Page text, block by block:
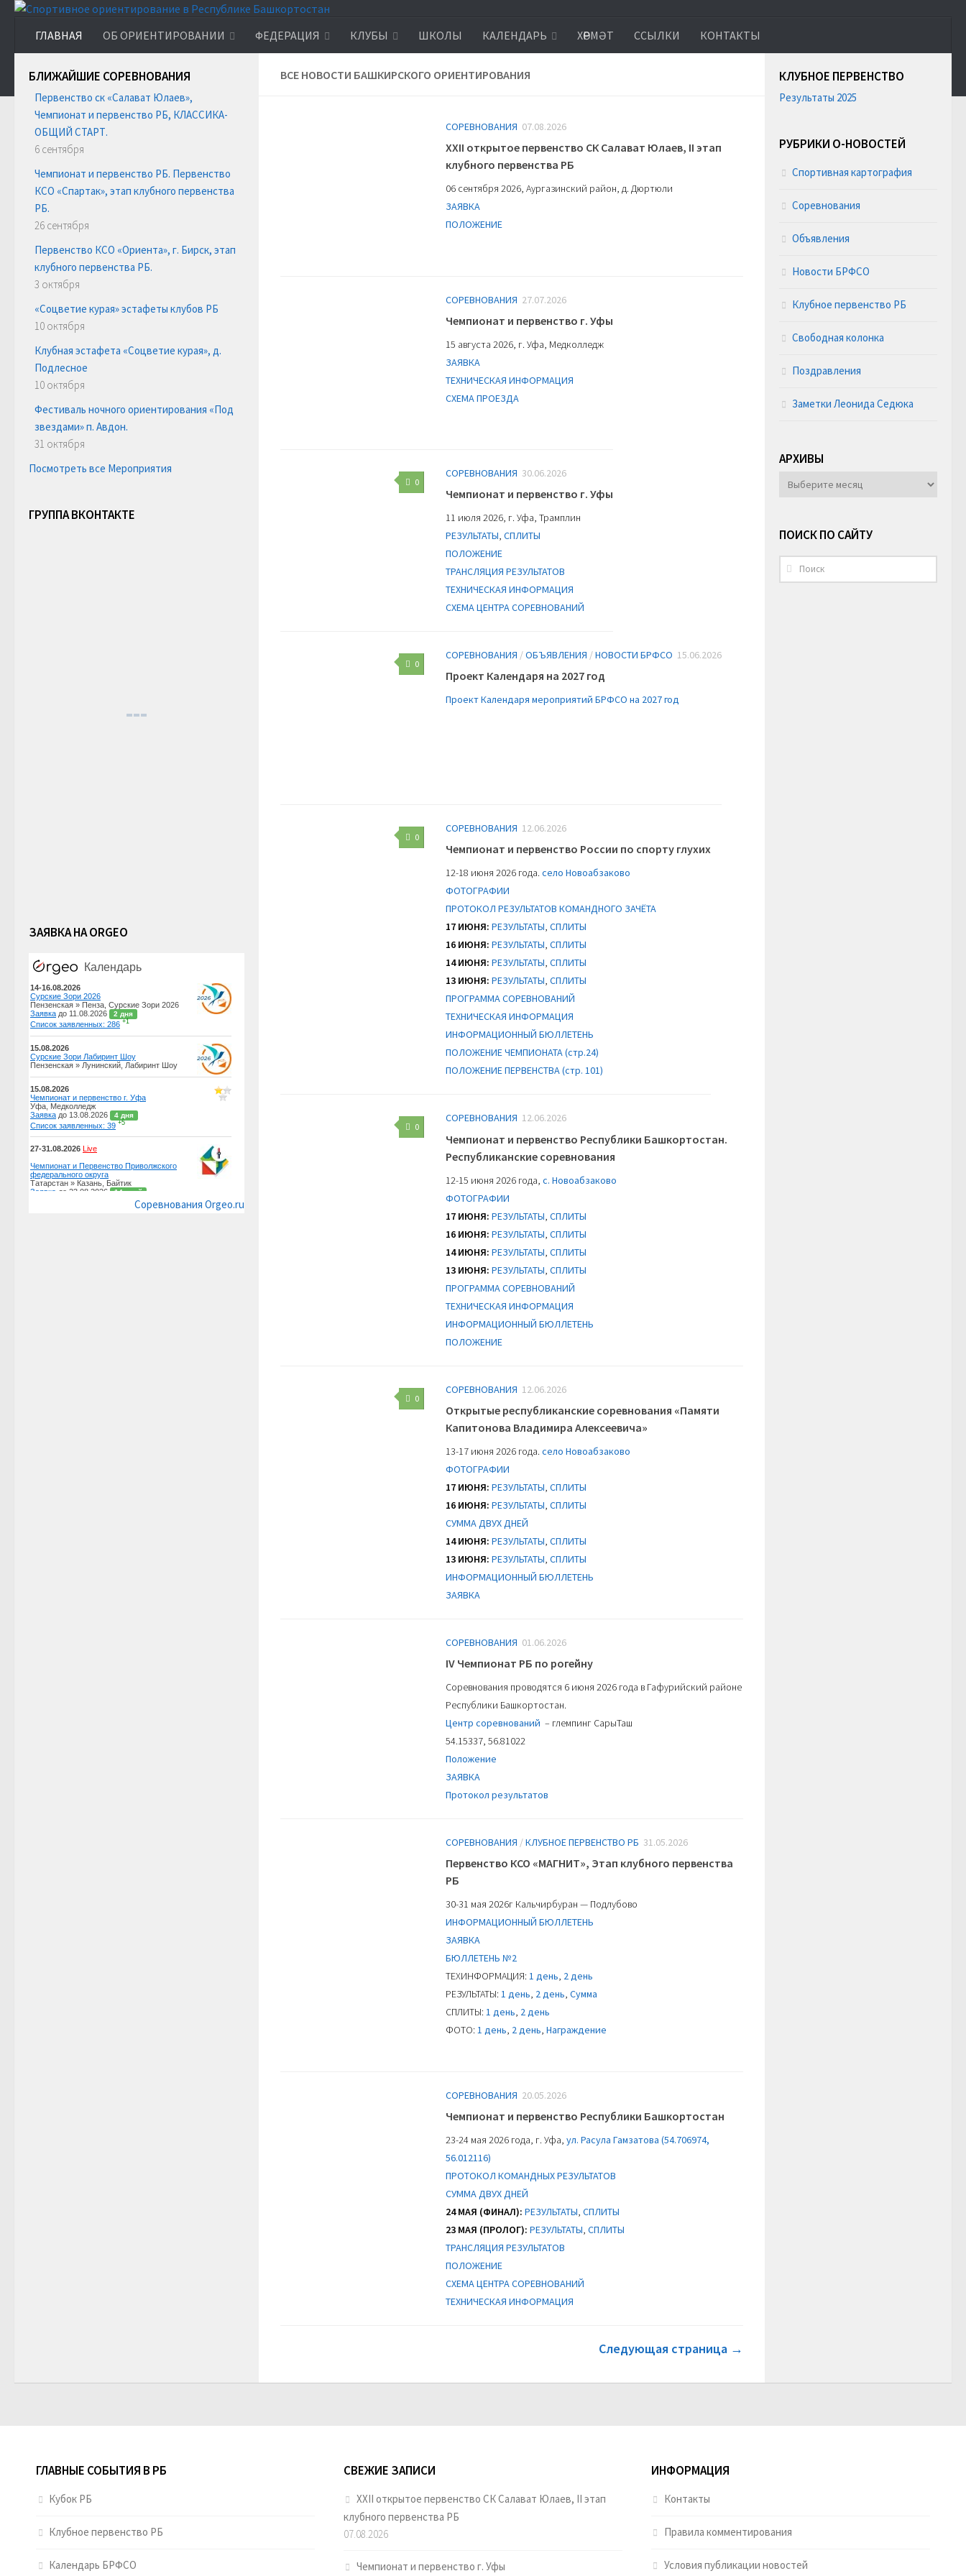
ГЛАВНАЯ ОБ ОРИЕНТИРОВАНИИ ФЕДЕРАЦИЯ КЛУБЫ ШКОЛЫ КАЛЕНДАРЬ ХӨРМӘТ ССЫЛКИ КОНТАКТЫ
ВСЕ НОВОСТИ БАШКИРСКОГО ОРИЕНТИРОВАНИЯ
СОРЕВНОВАНИЯ 07.08.2026
XXII открытое первенство СК Салават Юлаев, II этап
клубного первенства РБ
06 сентября 2026, Аургазинский район, д. Дюртюли
ЗАЯВКА
ПОЛОЖЕНИЕ
СОРЕВНОВАНИЯ 27.07.2026
Чемпионат и первенство г. Уфы
15 августа 2026, г. Уфа, Медколледж
ЗАЯВКА
ТЕХНИЧЕСКАЯ ИНФОРМАЦИЯ
СХЕМА ПРОЕЗДА
0
СОРЕВНОВАНИЯ 30.06.2026
Чемпионат и первенство г. Уфы
11 июля 2026, г. Уфа, Трамплин
РЕЗУЛЬТАТЫ, СПЛИТЫ
ПОЛОЖЕНИЕ
ТРАНСЛЯЦИЯ РЕЗУЛЬТАТОВ
ТЕХНИЧЕСКАЯ ИНФОРМАЦИЯ
СХЕМА ЦЕНТРА СОРЕВНОВАНИЙ
0
СОРЕВНОВАНИЯ /ОБЪЯВЛЕНИЯ /НОВОСТИ БРФСО 15.06.2026
Проект Календаря на 2027 год
Проект Календаря мероприятий БРФСО на 2027 год
0
СОРЕВНОВАНИЯ 12.06.2026
Чемпионат и первенство России по спорту глухих
12-18 июня 2026 года. село Новоабзаково
ФОТОГРАФИИ
ПРОТОКОЛ РЕЗУЛЬТАТОВ КОМАНДНОГО ЗАЧЁТА
17 ИЮНЯ: РЕЗУЛЬТАТЫ, СПЛИТЫ
16 ИЮНЯ: РЕЗУЛЬТАТЫ, СПЛИТЫ
14 ИЮНЯ: РЕЗУЛЬТАТЫ, СПЛИТЫ
13 ИЮНЯ: РЕЗУЛЬТАТЫ, СПЛИТЫ
ПРОГРАММА СОРЕВНОВАНИЙ
ТЕХНИЧЕСКАЯ ИНФОРМАЦИЯ
ИНФОРМАЦИОННЫЙ БЮЛЛЕТЕНЬ
ПОЛОЖЕНИЕ ЧЕМПИОНАТА (стр.24)
ПОЛОЖЕНИЕ ПЕРВЕНСТВА (стр. 101)
0
СОРЕВНОВАНИЯ 12.06.2026
Чемпионат и первенство Республики Башкортостан.
Республиканские соревнования
12-15 июня 2026 года, с. Новоабзаково
ФОТОГРАФИИ
17 ИЮНЯ: РЕЗУЛЬТАТЫ СПЛИТЫ
16 ИЮНЯ: РЕЗУЛЬТАТЫ СПЛИТЫ
14 ИЮНЯ: РЕЗУЛЬТАТЫ СПЛИТЫ
13 ИЮНЯ: РЕЗУЛЬТАТЫ СПЛИТЫ
ПРОГРАММА СОРЕВНОВАНИЙ
ТЕХНИЧЕСКАЯ ИНФОРМАЦИЯ
ИНФОРМАЦИОННЫЙ БЮЛЛЕТЕНЬ
ПОЛОЖЕНИЕ
0
СОРЕВНОВАНИЯ 12.06.2026
Открытые республиканские соревнования «Памяти
Капитонова Владимира Алексеевича»
13-17 июня 2026 года. село Новоабзаково
ФОТОГРАФИИ
17 ИЮНЯ: РЕЗУЛЬТАТЫ, СПЛИТЫ
16 ИЮНЯ: РЕЗУЛЬТАТЫ, СПЛИТЫ
СУММА ДВУХ ДНЕЙ
14 ИЮНЯ: РЕЗУЛЬТАТЫ, СПЛИТЫ
13 ИЮНЯ: РЕЗУЛЬТАТЫ, СПЛИТЫ
ИНФОРМАЦИОННЫЙ БЮЛЛЕТЕНЬ
ЗАЯВКА
СОРЕВНОВАНИЯ 01.06.2026
IV Чемпионат РБ по рогейну
Соревнования проводятся 6 июня 2026 года в Гафурийский районе
Республики Башкортостан.
Центр соревнований – глемпинг СарыТаш
54.15337, 56.81022
Положение
ЗАЯВКА
Протокол результатов
СОРЕВНОВАНИЯ /КЛУБНОЕ ПЕРВЕНСТВО РБ 31.05.2026
Первенство КСО «МАГНИТ», Этап клубного первенства
РБ
30-31 мая 2026г Кальчирбуран — Подлубово
ИНФОРМАЦИОННЫЙ БЮЛЛЕТЕНЬ
ЗАЯВКА
БЮЛЛЕТЕНЬ №2
ТЕХИНФОРМАЦИЯ: 1 день, 2 день
РЕЗУЛЬТАТЫ: 1 день, 2 день, Сумма
СПЛИТЫ: 1 день, 2 день
ФОТО: 1 день, 2 день, Награждение
СОРЕВНОВАНИЯ 20.05.2026
Чемпионат и первенство Республики Башкортостан
23-24 мая 2026 года, г. Уфа, ул. Расула Гамзатова (54.706974,
56.012116)
ПРОТОКОЛ КОМАНДНЫХ РЕЗУЛЬТАТОВ
СУММА ДВУХ ДНЕЙ
24 МАЯ (ФИНАЛ): РЕЗУЛЬТАТЫ, СПЛИТЫ
23 МАЯ (ПРОЛОГ): РЕЗУЛЬТАТЫ, СПЛИТЫ
ТРАНСЛЯЦИЯ РЕЗУЛЬТАТОВ
ПОЛОЖЕНИЕ
СХЕМА ЦЕНТРА СОРЕВНОВАНИЙ
ТЕХНИЧЕСКАЯ ИНФОРМАЦИЯ
Следующая страница →
БЛИЖАЙШИЕ СОРЕВНОВАНИЯ
Первенство ск «Салават Юлаев»,
Чемпионат и первенство РБ, КЛАССИКА-
ОБЩИЙ СТАРТ.
6 сентября
Чемпионат и первенство РБ. Первенство
КСО «Спартак», этап клубного первенства
РБ.
26 сентября
Первенство КСО «Ориента», г. Бирск, этап
клубного первенства РБ.
3 октября
«Соцветие курая» эстафеты клубов РБ
10 октября
Клубная эстафета «Соцветие курая», д.
Подлесное
10 октября
Фестиваль ночного ориентирования «Под
звездами» п. Авдон.
31 октября
Посмотреть все Мероприятия
ГРУППА ВКОНТАКТЕ
ЗАЯВКА НА ORGEO
Соревнования Orgeo.ru
КЛУБНОЕ ПЕРВЕНСТВО
Результаты 2025
РУБРИКИ О-НОВОСТЕЙ
Спортивная картография
Соревнования
Объявления
Новости БРФСО
Клубное первенство РБ
Свободная колонка
Поздравления
Заметки Леонида Седюка
АРХИВЫ
АРХИВЫ
ПОИСК ПО САЙТУ
ГЛАВНЫЕ СОБЫТИЯ В РБ
Кубок РБ
Клубное первенство РБ
Календарь БРФСО
СВЕЖИЕ ЗАПИСИ
XXII открытое первенство СК Салават Юлаев, II этап
клубного первенства РБ
07.08.2026
Чемпионат и первенство г. Уфы
ИНФОРМАЦИЯ
Контакты
Правила комментирования
Условия публикации новостей